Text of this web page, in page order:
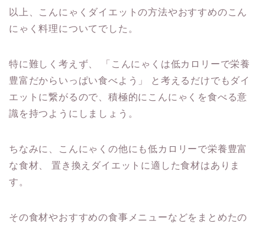
以上、こんにゃくダイエットの方法やおすすめのこん
にゃく料理についてでした。
特に難しく考えず、
「こんにゃくは低カロリーで栄養
豊富だからいっぱい食べよう」
と考えるだけでもダイ
エットに繋がるので、積極的にこんにゃくを食べる意
識を持つようにしましょう。
ちなみに、こんにゃくの他にも低カロリーで栄養豊富
な食材、
置き換えダイエットに適した食材はありま
す。
その食材やおすすめの食事メニューなどをまとめたの